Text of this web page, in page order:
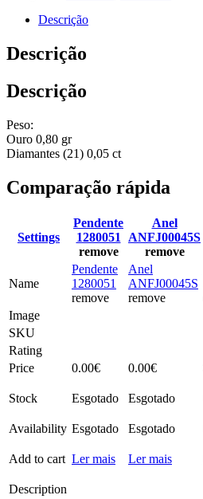
Descrição
Descrição
Descrição
Peso:
Ouro 0,80 gr
Diamantes (21) 0,05 ct
Comparação rápida
Settings
Pendente
1280051
remove
Anel
ANFJ00045S
remove
Name
Pendente
1280051
remove
Anel
ANFJ00045S
remove
Image
SKU
Rating
Price
0.00€ 0.00€
Stock Esgotado Esgotado
Availability Esgotado Esgotado
Add to cart Ler mais Ler mais
Description